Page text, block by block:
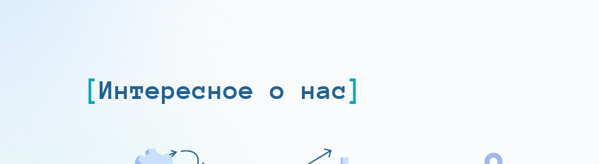
Интересное о нас